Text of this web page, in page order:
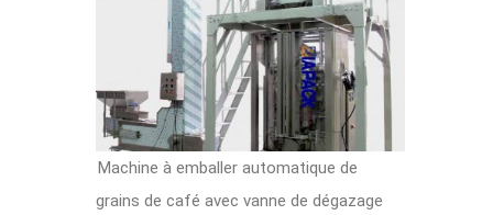
Machine à emballer automatique de
grains de café avec vanne de dégazage